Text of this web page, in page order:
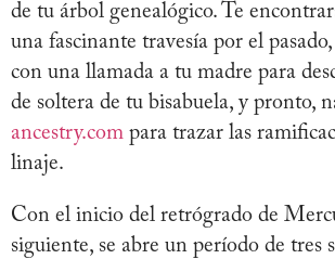
de tu árbol genealógico. Te
una fascinante travesía por el
con una llamada a tu madre para
de soltera de tu bisabuela, y pronto,
ancestry.com para trazar las
linaje.
Con el inicio del retrógrado de
siguiente, se abre un período de tres